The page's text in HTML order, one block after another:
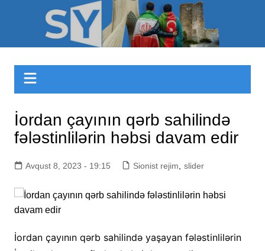
Sizinyol.org
İordan çayının qərb sahilində
fələstinlilərin həbsi davam edir
Avqust 8, 2023 - 19:15 Sionist rejim slider
İordan çayının qərb sahilində yaşayan fələstinlilərin